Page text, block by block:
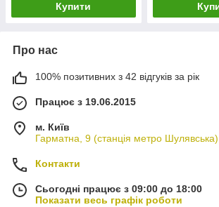
Купити
Про нас
100% позитивних з 42 відгуків за рік
Працює з 19.06.2015
м. Київ
Гарматна, 9 (станція метро
Контакти
Сьогодні працює з 09:00 до 18:00
Показати весь графік роботи